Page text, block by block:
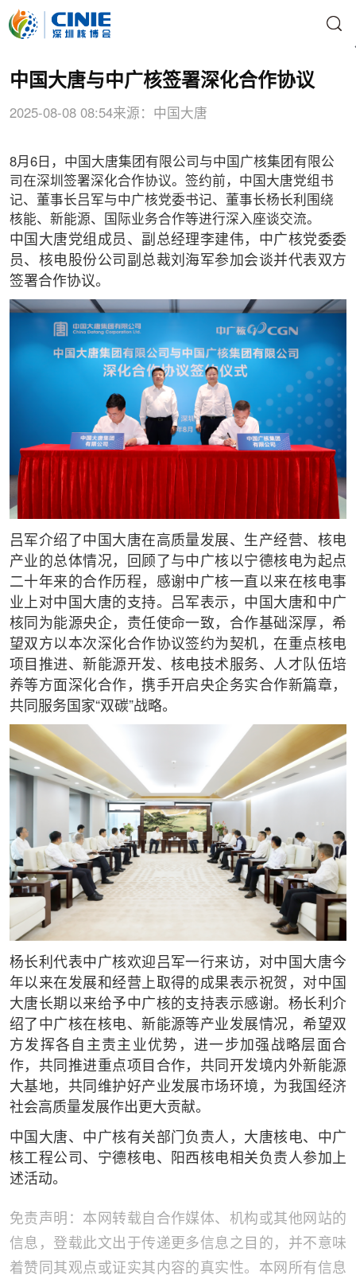
中国大唐与中广核签署深化合作协议
2025-08-08 08:54来源：中国大唐
8月6日，中国大唐集团有限公司与中国广核集团有限公
司在深圳签署深化合作协议。签约前，中国大唐党组书
记、董事长吕军与中广核党委书记、董事长杨长利围绕
核能、新能源、国际业务合作等进行深入座谈交流。
中国大唐党组成员、副总经理李建伟，中广核党委委
员、核电股份公司副总裁刘海军参加会谈并代表双方
签署合作协议。
吕军介绍了中国大唐在高质量发展、生产经营、核电
产业的总体情况，回顾了与中广核以宁德核电为起点
二十年来的合作历程，感谢中广核一直以来在核电事
业上对中国大唐的支持。吕军表示，中国大唐和中广
核同为能源央企，责任使命一致，合作基础深厚，希
望双方以本次深化合作协议签约为契机，在重点核电
项目推进、新能源开发、核电技术服务、人才队伍培
养等方面深化合作，携手开启央企务实合作新篇章，
共同服务国家“双碳”战略。
杨长利代表中广核欢迎吕军一行来访，对中国大唐今
年以来在发展和经营上取得的成果表示祝贺，对中国
大唐长期以来给予中广核的支持表示感谢。杨长利介
绍了中广核在核电、新能源等产业发展情况，希望双
方发挥各自主责主业优势，进一步加强战略层面合
作，共同推进重点项目合作，共同开发境内外新能源
大基地，共同维护好产业发展市场环境，为我国经济
社会高质量发展作出更大贡献。
中国大唐、中广核有关部门负责人，大唐核电、中广
核工程公司、宁德核电、阳西核电相关负责人参加上
述活动。
免责声明：本网转载自合作媒体、机构或其他网站的
信息，登载此文出于传递更多信息之目的，并不意味
着赞同其观点或证实其内容的真实性。本网所有信息